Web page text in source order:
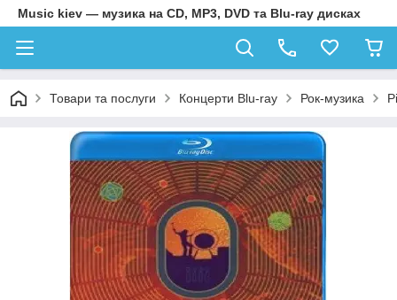
Music kiev — музика на CD, MP3, DVD та Blu-ray дисках
Товари та послуги Концерти Blu-ray Рок-музика